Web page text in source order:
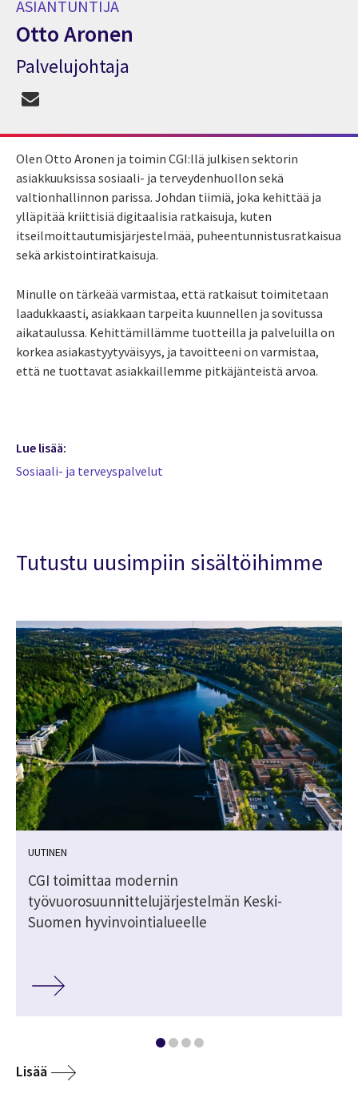
ASIANTUNTIJA
Otto Aronen
Asiantuntija Otto Aronen
Palvelujohtaja
Olen Otto Aronen ja toimin CGI:llä julkisen sektorin
asiakkuuksissa sosiaali- ja terveydenhuollon sekä
valtionhallinnon parissa. Johdan tiimiä, joka kehittää ja
ylläpitää kriittisiä digitaalisia ratkaisuja, kuten
itseilmoittautumisjärjestelmää, puheentunnistusratkaisua
sekä arkistointiratkaisuja.
Minulle on tärkeää varmistaa, että ratkaisut toimitetaan
laadukkaasti, asiakkaan tarpeita kuunnellen ja sovitussa
aikataulussa. Kehittämillämme tuotteilla ja palveluilla on
korkea asiakastyytyväisyys, ja tavoitteeni on varmistaa,
että ne tuottavat asiakkaillemme pitkäjänteistä arvoa.
Lue lisää:
Sosiaali- ja terveyspalvelut
Tutustu uusimpiin sisältöihimme
UUTINEN
CGI toimittaa modernin
työvuorosuunnittelujärjestelmän Keski-
Suomen hyvinvointialueelle
Lisää